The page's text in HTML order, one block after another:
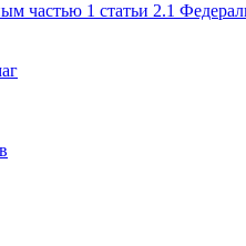
частью 1 статьи 2.1